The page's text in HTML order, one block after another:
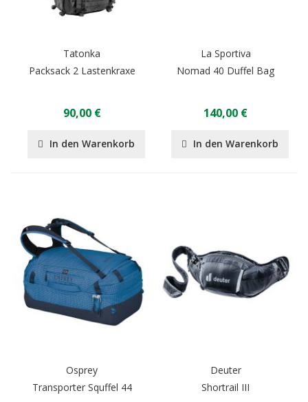
Tatonka
Packsack 2 Lastenkraxe
90,00 €
In den Warenkorb
La Sportiva
Nomad 40 Duffel Bag
140,00 €
In den Warenkorb
Osprey
Transporter Squffel 44
Deuter
Shortrail III